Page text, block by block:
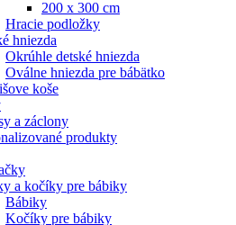
200 x 300 cm
Hracie podložky
hniezda
Okrúhle detské hniezda
Oválne hniezda pre bábätko
koše
a záclony
produkty
a kočíky pre bábiky
Bábiky
Kočíky pre bábiky